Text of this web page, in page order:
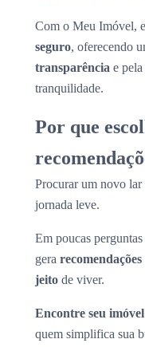
Com o Meu Imóvel,
seguro, oferecendo
transparência e pela
tranquilidade.
Por que
Procurar um novo lar
jornada leve.
Em poucas
gera recomendações
jeito de viver.
Encontre seu imóvel
quem simplifica sua